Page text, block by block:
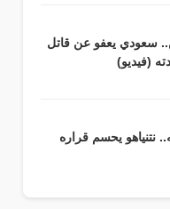
سعودي يعفو عن قاتل
(فيديو)
نتنياهو يحسم قراره